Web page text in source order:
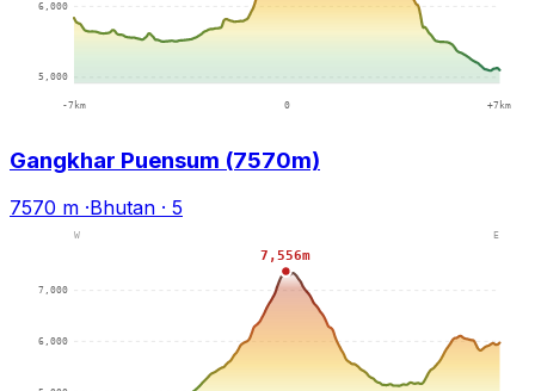
Gangkhar Puensum (7570m)
7570 m ·Bhutan · 5